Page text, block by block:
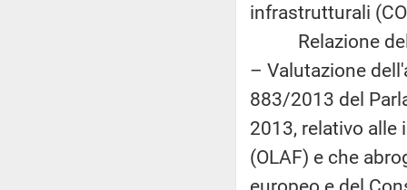
infrastrutturali
Relazione della
– Valutazione
883/2013 del
2013, relativo
(OLAF) e che